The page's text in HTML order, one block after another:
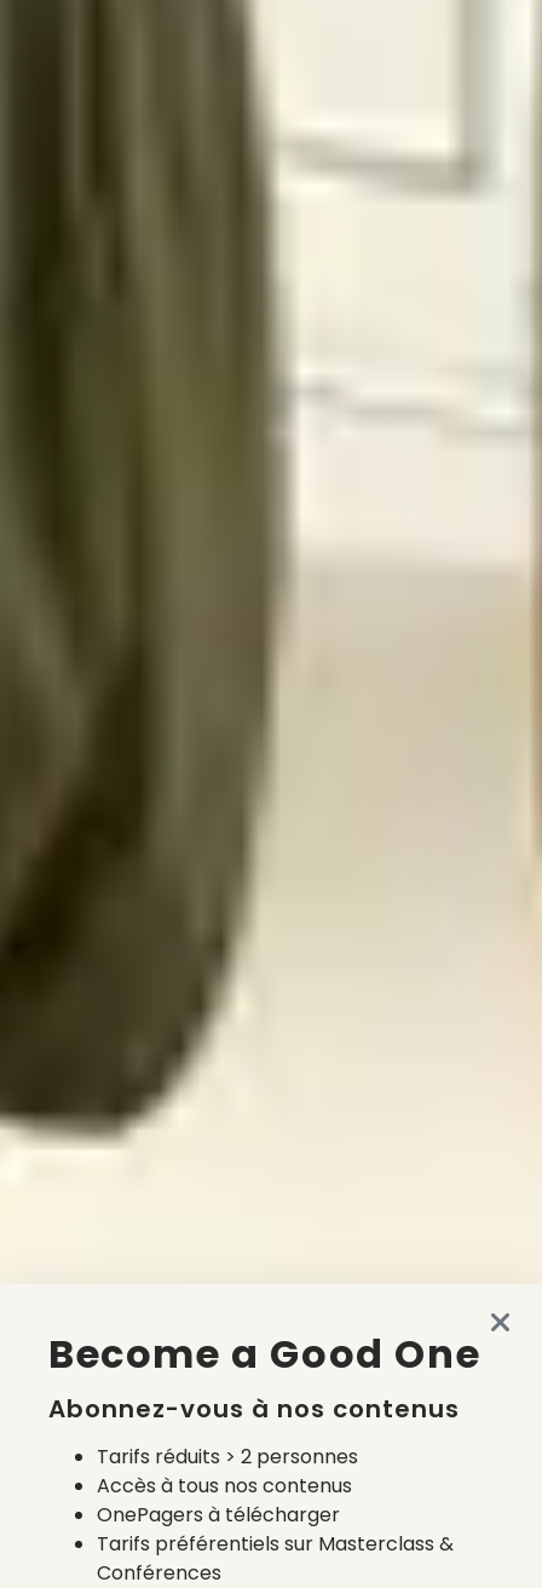
Become a Good One
Abonnez-vous à nos contenus
Tarifs réduits > 2 personnes
Accès à tous nos contenus
OnePagers à télécharger
Tarifs préférentiels sur Masterclass &
Conférences